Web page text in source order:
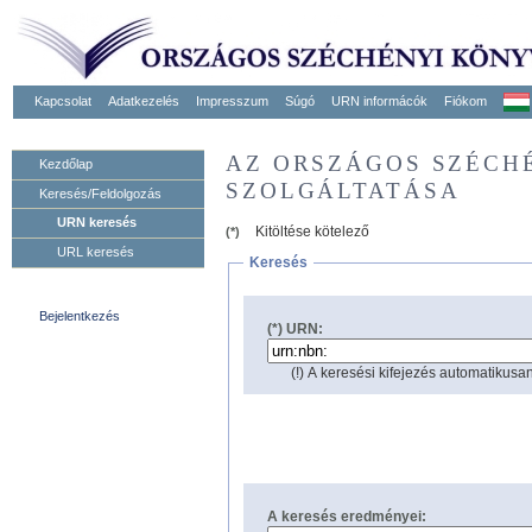
Kapcsolat Adatkezelés Impresszum Súgó URN informácók Fiókom
Kezdőlap
Keresés/Feldolgozás
URN keresés
URL keresés
Bejelentkezés
AZ ORSZÁGOS
SZOLGÁLTATÁSA
(*)
Kitöltése kötelező
Keresés
(*) URN:
(!) A keresési kifejezés
A keresés eredményei: